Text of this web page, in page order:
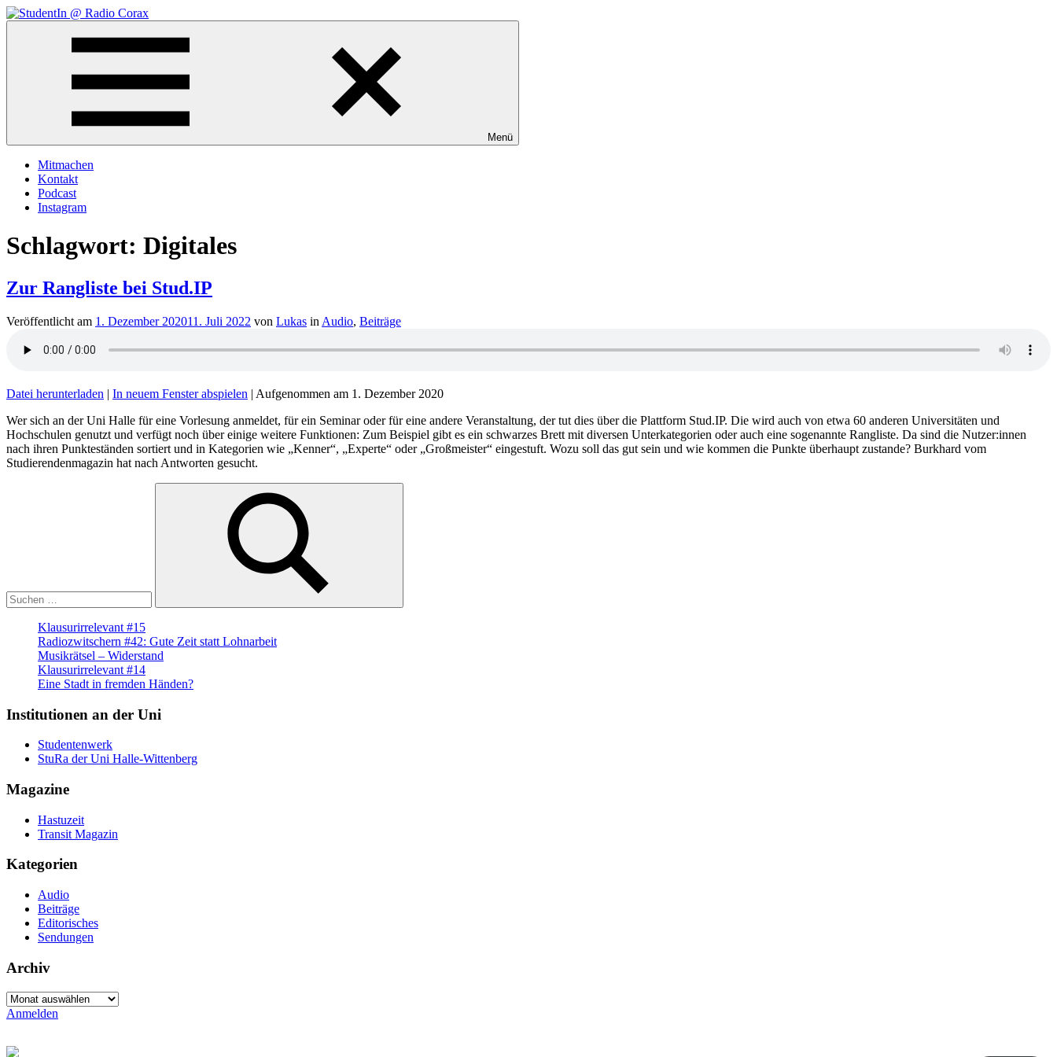
Zum
Inhalt
Menü
Mitmachen
Kontakt
Podcast
Instagram
Schlagwort: Digitales
Zur Rangliste bei Stud.IP
Veröffentlicht am 1. Dezember 202011. Juli 2022 von Lukas in Audio, Beiträge
Datei herunterladen | In neuem Fenster abspielen | Aufgenommen am 1. Dezember 2020
Wer sich an der Uni Halle für eine Vorlesung anmeldet, für ein Seminar oder für eine andere Veranstaltung, der tut dies über die Plattform Stud.IP. Die wird auch von etwa 60 anderen Universitäten und
Hochschulen genutzt und verfügt noch über einige weitere Funktionen: Zum Beispiel gibt es ein schwarzes Brett mit diversen Unterkategorien oder auch eine sogenannte Rangliste. Da sind die Nutzer:innen
nach ihren Punkteständen sortiert und in Kategorien wie „Kenner“, „Experte“ oder „Großmeister“ eingestuft. Wozu soll das gut sein und wie kommen die Punkte überhaupt zustande? Burkhard vom
Studierendenmagazin hat nach Antworten gesucht.
Suchen
Klausurirrelevant #15
Radiozwitschern #42: Gute Zeit statt Lohnarbeit
Musikrätsel – Widerstand
Klausurirrelevant #14
Eine Stadt in fremden Händen?
Institutionen an der Uni
Studentenwerk
StuRa der Uni Halle-Wittenberg
Magazine
Hastuzeit
Transit Magazin
Kategorien
Audio
Beiträge
Editorisches
Sendungen
Archiv
Archiv
Anmelden